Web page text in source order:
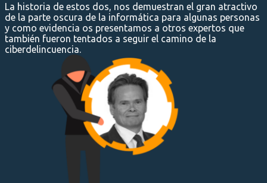
La historia de estos dos, nos demuestran el gran atractivo
de la parte oscura de la informática para algunas personas
y como evidencia os presentamos a otros expertos que
también fueron tentados a seguir el camino de la
ciberdelincuencia.